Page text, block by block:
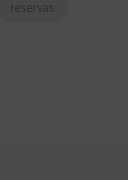
reservas